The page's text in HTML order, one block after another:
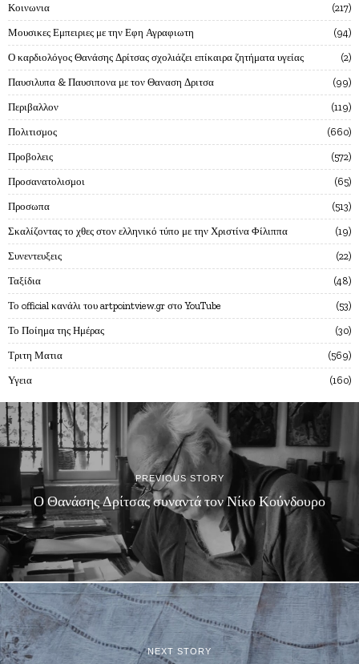
Κοινωνια 217
Μουσικες Εμπειριες με την Εφη Αγραφιωτη 94
Ο καρδιολόγος Θανάσης Δρίτσας σχολιάζει επίκαιρα ζητήματα υγείας 2
Παυσιλυπα & Παυσιπονα με τον Θαναση Δριτσα 99
Περιβαλλον 119
Πολιτισμος 660
Προβολεις 572
Προσανατολισμοι 65
Προσωπα 513
Σκαλίζοντας το χθες στον ελληνικό τύπο με την Χριστίνα Φίλιππα 19
Συνεντευξεις 22
Ταξίδια 48
Το official κανάλι του artpointview.gr στο YouTube 53
Το Ποίημα της Ημέρας 30
Τριτη Ματια 569
Υγεια 160
PREVIOUS STORY
Ο Θανάσης Δρίτσας συναντά τον Νίκο Κούνδουρο
NEXT STORY